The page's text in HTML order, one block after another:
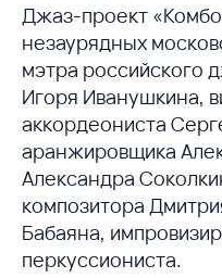
Джаз-проект
незаурядных
мэтра российского
Игоря Иванушкина,
аккордеониста
аранжировщика
Александра
композитора
Бабаяна,
перкуссиониста.